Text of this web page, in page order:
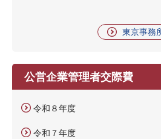
東京事務
公営企業管理者交際費
令和８年度
令和７年度